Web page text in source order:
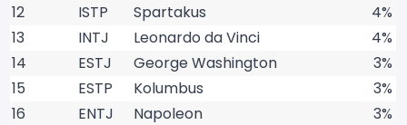
12
ISTP Spartakus
4%
13
INTJ Leonardo da Vinci
4%
14
ESTJ George Washington
3%
15
ESTP Kolumbus
3%
16
ENTJ Napoleon 3%